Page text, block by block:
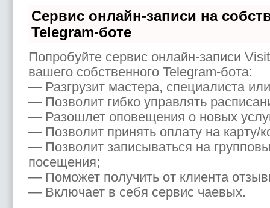
Сервис онлайн-записи на
Telegram-боте
Попробуйте сервис онлайн-записи
вашего собственного Telegram-бота:
— Разгрузит мастера, специалиста
— Позволит гибко управлять
— Разошлет оповещения о новых
— Позволит принять оплату на карту/
— Позволит записываться на
посещения;
— Поможет получить от клиента
— Включает в себя сервис чаевых.